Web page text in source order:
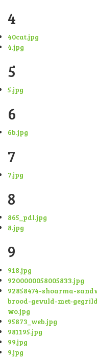
4
40cat.jpg
4.jpg
5
5.jpg
6
6b.jpg
7
7.jpg
8
865_pdl.jpg
8.jpg
9
918.jpg
9200000058005833.jpg
92858474-shoarma-
brood-gevuld-met-
wo.jpg
95873_web.jpg
981195.jpg
99.jpg
9.jpg